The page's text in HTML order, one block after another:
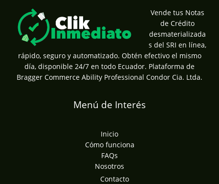
Vende tus Notas
de Crédito
desmaterializada
s del SRI en línea,
rápido, seguro y automatizado. Obtén efectivo el mismo
día, disponible 24/7 en todo Ecuador. Plataforma de
Bragger Commerce Ability Professional Condor Cia. Ltda.
Menú de Interés
Inicio
Cómo funciona
FAQs
Nosotros
Contacto